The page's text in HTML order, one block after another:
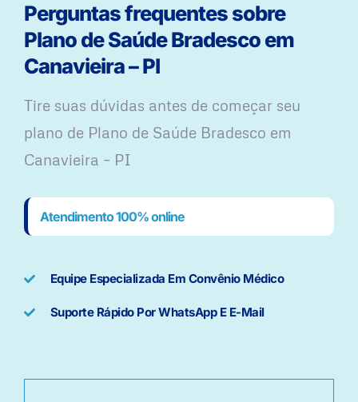
Perguntas frequentes sobre
Plano de Saúde Bradesco em
Canavieira – PI
Tire suas dúvidas antes de começar seu
plano ​de Plano de Saúde Bradesco em
Canavieira – PI
Atendimento 100% online
Equipe Especializada Em Convênio Médico
Suporte Rápido Por WhatsApp E E-Mail